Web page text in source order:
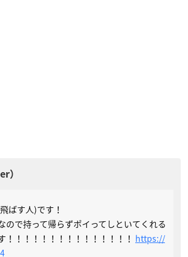
ばす人)です！
ので持って帰らずポイってしといてくれる
！！！！！！！！！！！！！！！ https://